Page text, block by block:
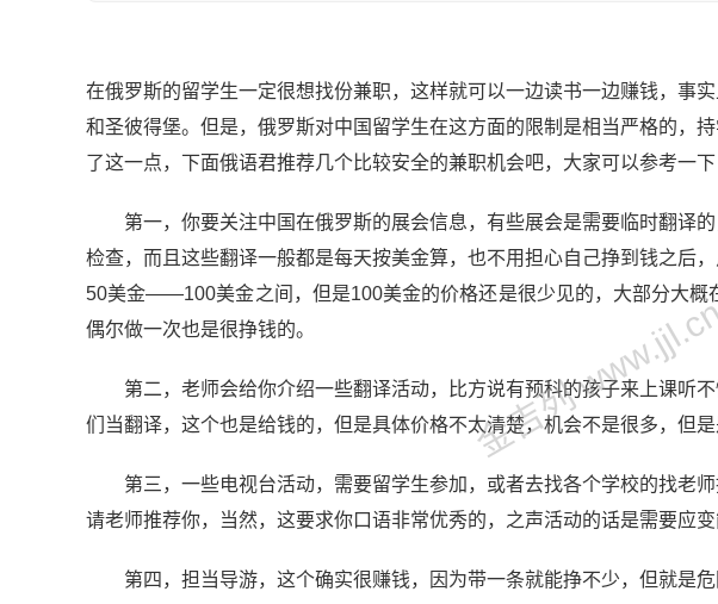
在俄罗斯的留学生一定很想找份兼职，这样就可以一边读书一边赚钱，事
和圣彼得堡。但是，俄罗斯对中国留学生在这方面的限制是相当严格的，
了这一点，下面俄语君推荐几个比较安全的兼职机会吧，大家可以参考一下
第一，你要关注中国在俄罗斯的展会信息，有些展会是需要临时翻译的
检查，而且这些翻译一般都是每天按美金算，也不用担心自己挣到钱之后
50美金——100美金之间，但是100美金的价格还是很少见的，大部分大
偶尔做一次也是很挣钱的。
第二，老师会给你介绍一些翻译活动，比方说有预科的孩子来上课听不
们当翻译，这个也是给钱的，但是具体价格不太清楚，机会不是很多，但是
第三，一些电视台活动，需要留学生参加，或者去找各个学校的找老师
请老师推荐你，当然，这要求你口语非常优秀的，之声活动的话是需要应变
第四，担当导游，这个确实很赚钱，因为带一条就能挣不少，但就是危
金吉列